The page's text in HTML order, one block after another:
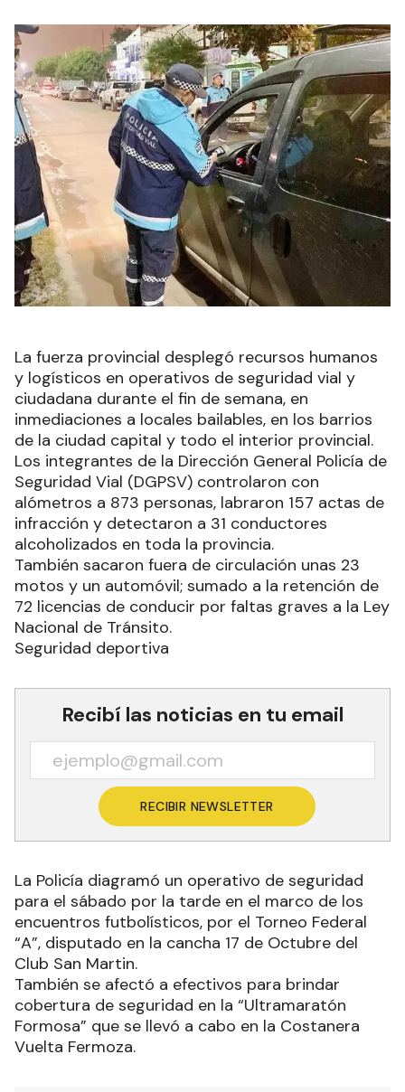
La fuerza provincial desplegó recursos humanos
y logísticos en operativos de seguridad vial y
ciudadana durante el fin de semana, en
inmediaciones a locales bailables, en los barrios
de la ciudad capital y todo el interior provincial.
Los integrantes de la Dirección General Policía de
Seguridad Vial (DGPSV) controlaron con
alómetros a 873 personas, labraron 157 actas de
infracción y detectaron a 31 conductores
alcoholizados en toda la provincia.
También sacaron fuera de circulación unas 23
motos y un automóvil; sumado a la retención de
72 licencias de conducir por faltas graves a la Ley
Nacional de Tránsito.
Seguridad deportiva
Recibí las noticias en tu email
RECIBIR NEWSLETTER
La Policía diagramó un operativo de seguridad
para el sábado por la tarde en el marco de los
encuentros futbolísticos, por el Torneo Federal
“A”, disputado en la cancha 17 de Octubre del
Club San Martin.
También se afectó a efectivos para brindar
cobertura de seguridad en la “Ultramaratón
Formosa” que se llevó a cabo en la Costanera
Vuelta Fermoza.